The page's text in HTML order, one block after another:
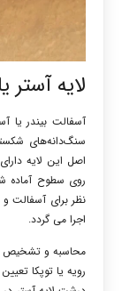
لایه آستر
آسفالت بیندر یا
سنگ‌دانه‌های
اصل این لایه
روی سطوح آماده
نظر برای آسفالت و
اجرا می گردد.
محاسبه و تشخیص
رویه یا توپکا